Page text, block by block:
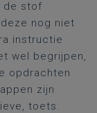
de stof
nog niet
instructie
wel begrijpen,
opdrachten
zijn
toets.